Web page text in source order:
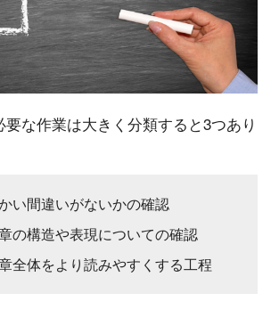
な作業は大きく分類すると3つあり
い間違いがないかの確認
の構造や表現についての確認
全体をより読みやすくする工程